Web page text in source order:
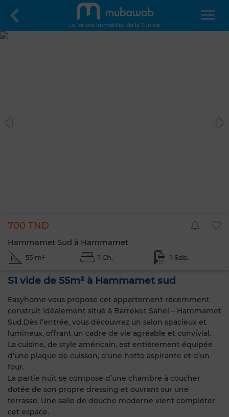
Le 1er site immobilier de la Tunisie
700 TND
Hammamet Sud à Hammamet
55 m² 1 Ch. 1 Sdb.
S1 vide de 55m² à Hammamet sud
Easyhome vous propose cet appartement récemment
construit idéalement situé à Barreket Sahel – Hammamet
Sud.Dès l’entrée, vous découvrez un salon spacieux et
lumineux, offrant un cadre de vie agréable et convivial.
La cuisine, de style américain, est entièrement équipée
d’une plaque de cuisson, d’une hotte aspirante et d’un
four.
La partie nuit se compose d’une chambre à coucher
dotée de son propre dressing et ouvrant sur une
terrasse. Une salle de douche moderne vient compléter
cet espace.